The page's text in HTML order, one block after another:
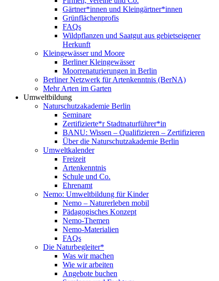
Gärtner*innen und Kleingärtner*innen
Grünflächenprofis
FAQs
Wildpflanzen und Saatgut aus gebietseigener
Herkunft
Kleingewässer und Moore
Berliner Kleingewässer
Moorrenaturierungen in Berlin
Berliner Netzwerk für Artenkenntnis (BerNA)
Mehr Arten im Garten
Umweltbildung
Naturschutzakademie Berlin
Seminare
Zertifizierte*r Stadtnaturführer*in
BANU: Wissen – Qualifizieren – Zertifizieren
Über die Naturschutzakademie Berlin
Umweltkalender
Freizeit
Artenkenntnis
Schule und Co.
Ehrenamt
Nemo: Umweltbildung für Kinder
Nemo – Naturerleben mobil
Pädagogisches Konzept
Nemo-Themen
Nemo-Materialien
FAQs
Die Naturbegleiter*
Was wir machen
Wie wir arbeiten
Angebote buchen